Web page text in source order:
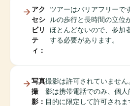
アク
セシ
ビリ
テ
ィ：
ツアーはバリアフリーで
ルの歩行と長時間の立位
ほとんどないので、参加
する必要があります。
写真
撮
影：
撮影は許可されていません
影は携帯電話でのみ、個人
目的に限定して許可されま